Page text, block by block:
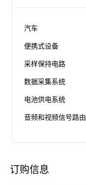
汽车
便携式设备
采样保持电路
数据采集系统
电池供电系统
音频和视频信号路由
订购信息